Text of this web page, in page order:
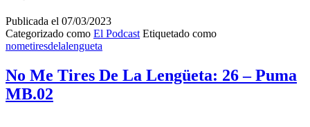
4
x
Cosmic
Unity
2
Publicada el 07/03/2023
Categorizado como El Podcast Etiquetado como
nometiresdelalengueta
No Me Tires De La Lengüeta: 26 – Puma
MB.02